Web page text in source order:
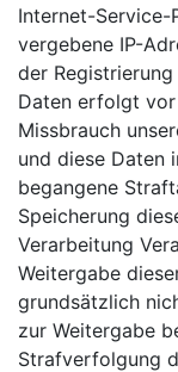
Internet-Service-
vergebene IP-
der
Daten erfolgt
Missbrauch
und diese Daten
begangene
Speicherung
Verarbeitung
Weitergabe
grundsätzlich
zur Weitergabe
Strafverfolgung